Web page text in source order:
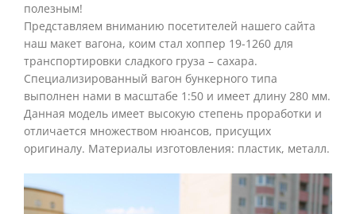
полезным!
Представляем вниманию посетителей нашего сайта
наш макет вагона, коим стал хоппер 19-1260 для
транспортировки сладкого груза – сахара.
Специализированный вагон бункерного типа
выполнен нами в масштабе 1:50 и имеет длину 280 мм.
Данная модель имеет высокую степень проработки и
отличается множеством нюансов, присущих
оригиналу. Материалы изготовления: пластик, металл.